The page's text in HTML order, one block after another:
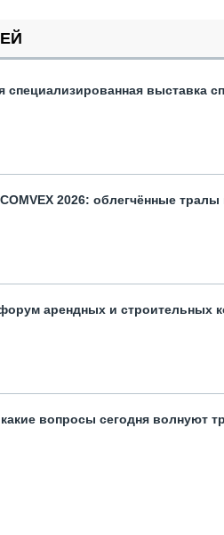
специализированная выставка
2026: облегчённые
арендных и строительных
вопросы сегодня волнуют